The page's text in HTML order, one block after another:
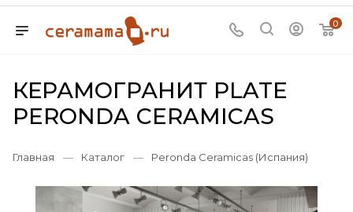
0
КЕРАМОГРАНИТ PLATE
PERONDA CERAMICAS
Главная — Каталог — Peronda Ceramicas (Испания)